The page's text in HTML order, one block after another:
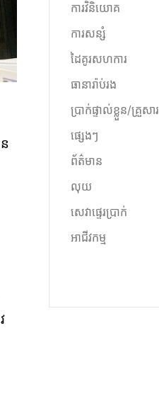
ការវិនិយោគ
ការសន្សំ
ដៃគូរសហការ
ធានារ៉ាប់រង
ប្រាក់ផ្ទាល់ខ្លួន/គ្រួសារ
ផ្សេងៗ
ព័ត៌មាន
លុយ
សេវាផ្ទេរប្រាក់
អាជីវកម្ម